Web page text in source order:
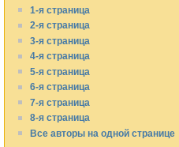
1-я страница
2-я страница
3-я страница
4-я страница
5-я страница
6-я страница
7-я страница
8-я страница
Все авторы на одной странице